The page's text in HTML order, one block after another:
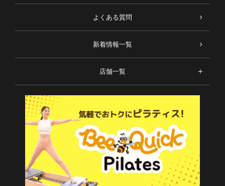
よくある質問
新着情報一覧
店舗一覧